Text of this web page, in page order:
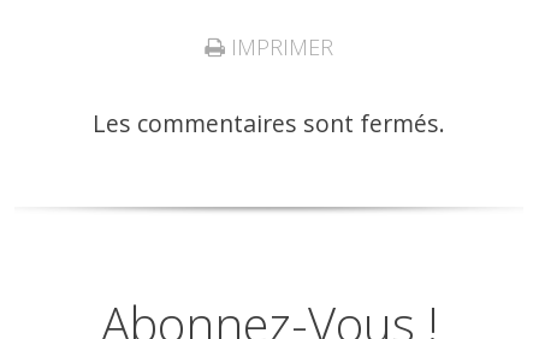
IMPRIMER
Les commentaires sont fermés.
Abonnez-Vous !